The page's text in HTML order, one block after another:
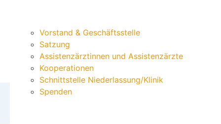
Vorstand & Geschäftsstelle
Satzung
Assistenzärztinnen und Assistenzärzte
Kooperationen
Schnittstelle Niederlassung/Klinik
Spenden